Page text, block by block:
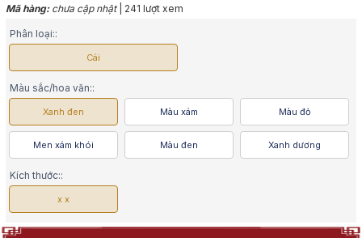
Mã hàng:chưa cập nhật| 241 lượt xem
Phân loại::
Cái
Màu sắc/hoa văn::
Xanh đen Màu xám Màu đỏ
Men xám khói Màu đen Xanh dương
Kích thước::
x x